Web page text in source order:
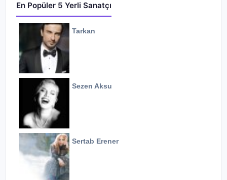
En Popüler 5 Yerli Sanatçı
Tarkan
Sezen Aksu
Sertab Erener